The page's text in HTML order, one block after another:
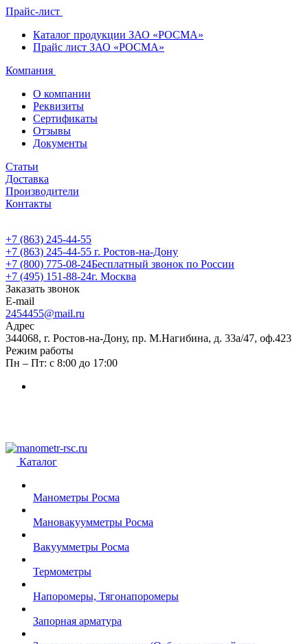
Прайс-лист
Каталог продукции ЗАО «РОСМА»
Прайс лист ЗАО «РОСМА»
Компания
О компании
Реквизиты
Сертификаты
Отзывы
Документы
Статьи
Доставка
Производители
Контакты
+7 (863) 245-44-55
+7 (863) 245-44-55 г. Ростов-на-Дону
+7 (800) 775-08-24Бесплатный звонок по России
+7 (495) 151-88-24г. Москва
Заказать звонок
E-mail
2454455@mail.ru
Адрес
344068, г. Ростов-на-Дону, пр. М.Нагибина, д. 33а/47, оф.423
Режим работы
Пн – Пт: с 8:00 до 17:00
Каталог
Манометры Росма
Мановакуумметры Росма
Вакуумметры Росма
Термометры
Напоромеры, Тягонапоромеры
Запорная арматура